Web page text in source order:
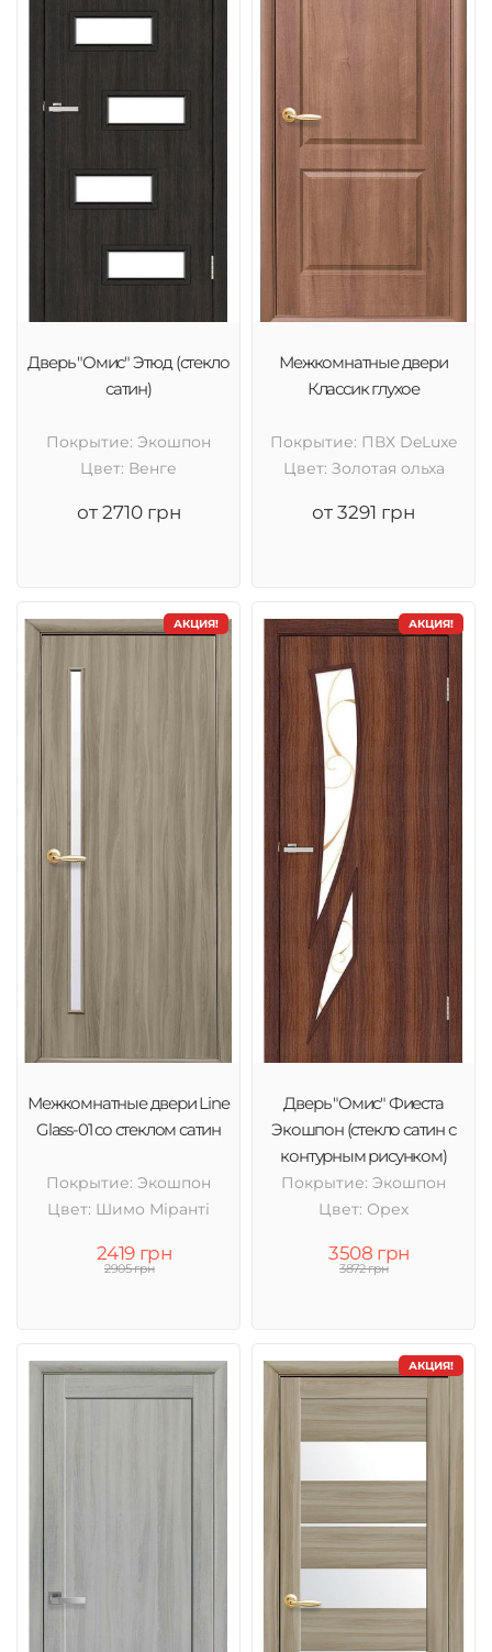
Дверь "Омис" Этюд (стекло
сатин)
Покрытие: Экошпон
Цвет: Венге
от 2710 грн
Межкомнатные двери
Классик глухое
Покрытие: ПВХ DeLuxe
Цвет: Золотая ольха
от 3291 грн
АКЦИЯ!
Межкомнатные двери Line
Glass-01 со стеклом сатин
Покрытие: Экошпон
Цвет: Шимо Міранті
2419 грн
2905 грн
АКЦИЯ!
Дверь "Омис" Фиеста
Экошпон (стекло сатин с
контурным рисунком)
Покрытие: Экошпон
Цвет: Орех
3508 грн
3872 грн
АКЦИЯ!